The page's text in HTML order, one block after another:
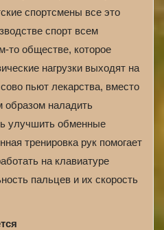
спортсмены все это
спорт всем
то обществе, которое
нагрузки выходят на
пьют лекарства, вместо
образом наладить
улучшить обменные
тренировка рук помогает
на клавиатуре
пальцев и их скорость